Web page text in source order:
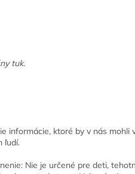
tuk.
informácie, ktoré by v nás mohli
ľudí.
Nie je určené pre deti,